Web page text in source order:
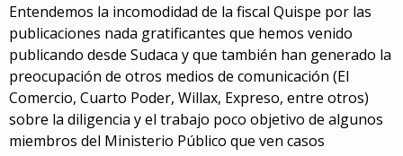
Entendemos la incomodidad de la fiscal Quispe por las
publicaciones nada gratificantes que hemos venido
publicando desde Sudaca y que también han generado la
preocupación de otros medios de comunicación (El
Comercio, Cuarto Poder, Willax, Expreso, entre otros)
sobre la diligencia y el trabajo poco objetivo de algunos
miembros del Ministerio Público que ven casos